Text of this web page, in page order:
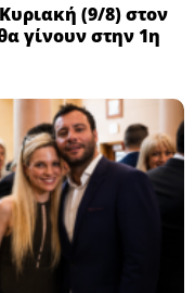
(9/8) στον
γίνουν στην 1η